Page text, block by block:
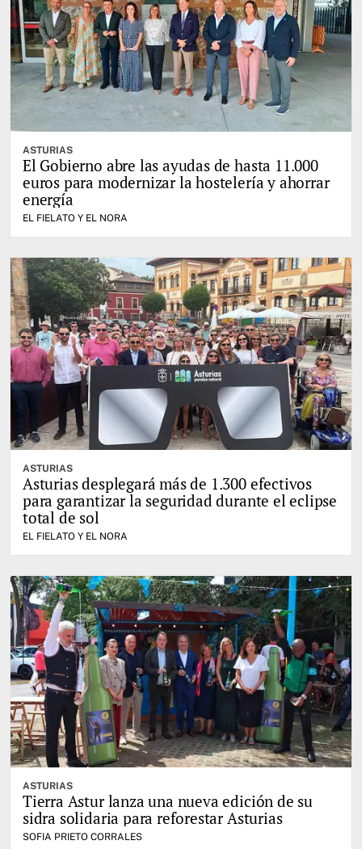
ASTURIAS
El Gobierno abre las ayudas de hasta 11.000
euros para modernizar la hostelería y ahorrar
energía
EL FIELATO Y EL NORA
ASTURIAS
Asturias desplegará más de 1.300 efectivos
para garantizar la seguridad durante el eclipse
total de sol
EL FIELATO Y EL NORA
ASTURIAS
Tierra Astur lanza una nueva edición de su
sidra solidaria para reforestar Asturias
SOFIA PRIETO CORRALES